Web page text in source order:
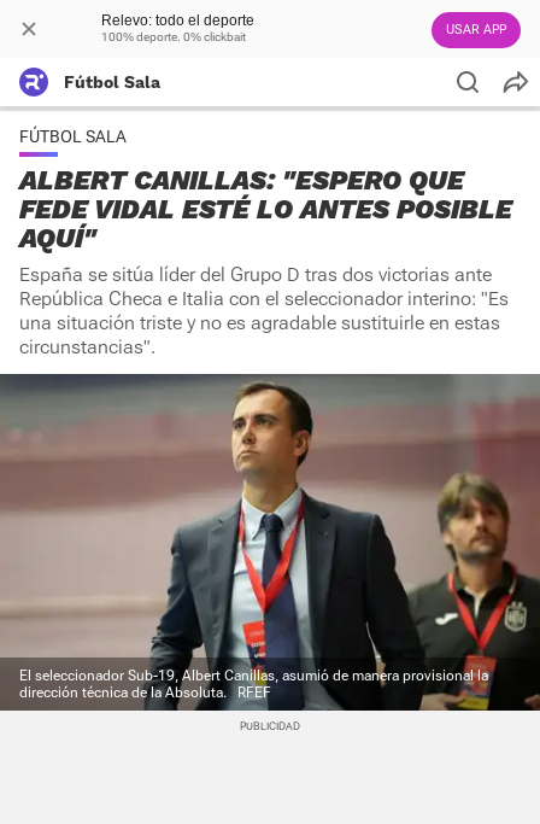
Relevo: todo el deporte
100% deporte. 0% clickbait USAR APP
Fútbol Sala
FÚTBOL SALA
ALBERT CANILLAS: "ESPERO QUE
FEDE VIDAL ESTÉ LO ANTES POSIBLE
AQUÍ"
España se sitúa líder del Grupo D tras dos victorias ante
República Checa e Italia con el seleccionador interino: "Es
una situación triste y no es agradable sustituirle en estas
circunstancias".
El seleccionador Sub-19, Albert Canillas, asumió de manera provisional la
dirección técnica de la Absoluta.
RFEF